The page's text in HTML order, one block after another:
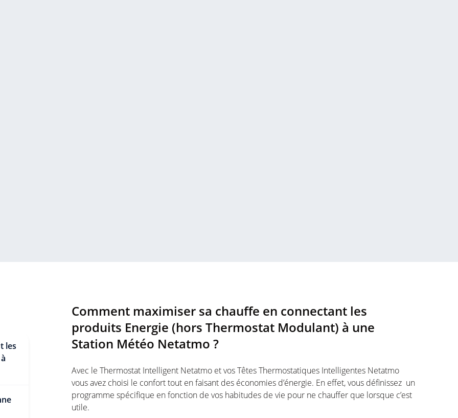
les
Comment maximiser sa chauffe en connectant les
produits Energie (hors Thermostat Modulant) à une
Station Météo Netatmo ?
Avec le Thermostat Intelligent Netatmo et vos Têtes Thermostatiques Intelligentes Netatmo
vous avez choisi le confort tout en faisant des économies d’énergie. En effet, vous définissez un
programme spécifique en fonction de vos habitudes de vie pour ne chauffer que lorsque c’est
utile.